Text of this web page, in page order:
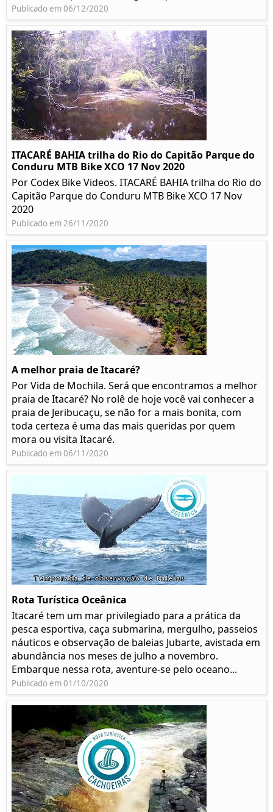
Publicado em 06/12/2020
ITACARÉ BAHIA trilha do Rio do Capitão Parque do
Conduru MTB Bike XCO 17 Nov 2020
Por Codex Bike Videos. ITACARÉ BAHIA trilha do Rio do
Capitão Parque do Conduru MTB Bike XCO 17 Nov
2020
Publicado em 26/11/2020
A melhor praia de Itacaré?
Por Vida de Mochila. Será que encontramos a melhor
praia de Itacaré? No rolê de hoje você vai conhecer a
praia de Jeribucaçu, se não for a mais bonita, com
toda certeza é uma das mais queridas por quem
mora ou visita Itacaré.
Publicado em 06/11/2020
Rota Turística Oceânica
Itacaré tem um mar privilegiado para a prática da
pesca esportiva, caça submarina, mergulho, passeios
náuticos e observação de baleias Jubarte, avistada em
abundância nos meses de julho a novembro.
Embarque nessa rota, aventure-se pelo oceano...
Publicado em 01/10/2020